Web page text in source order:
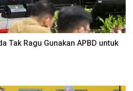
Tak Ragu Gunakan APBD untuk